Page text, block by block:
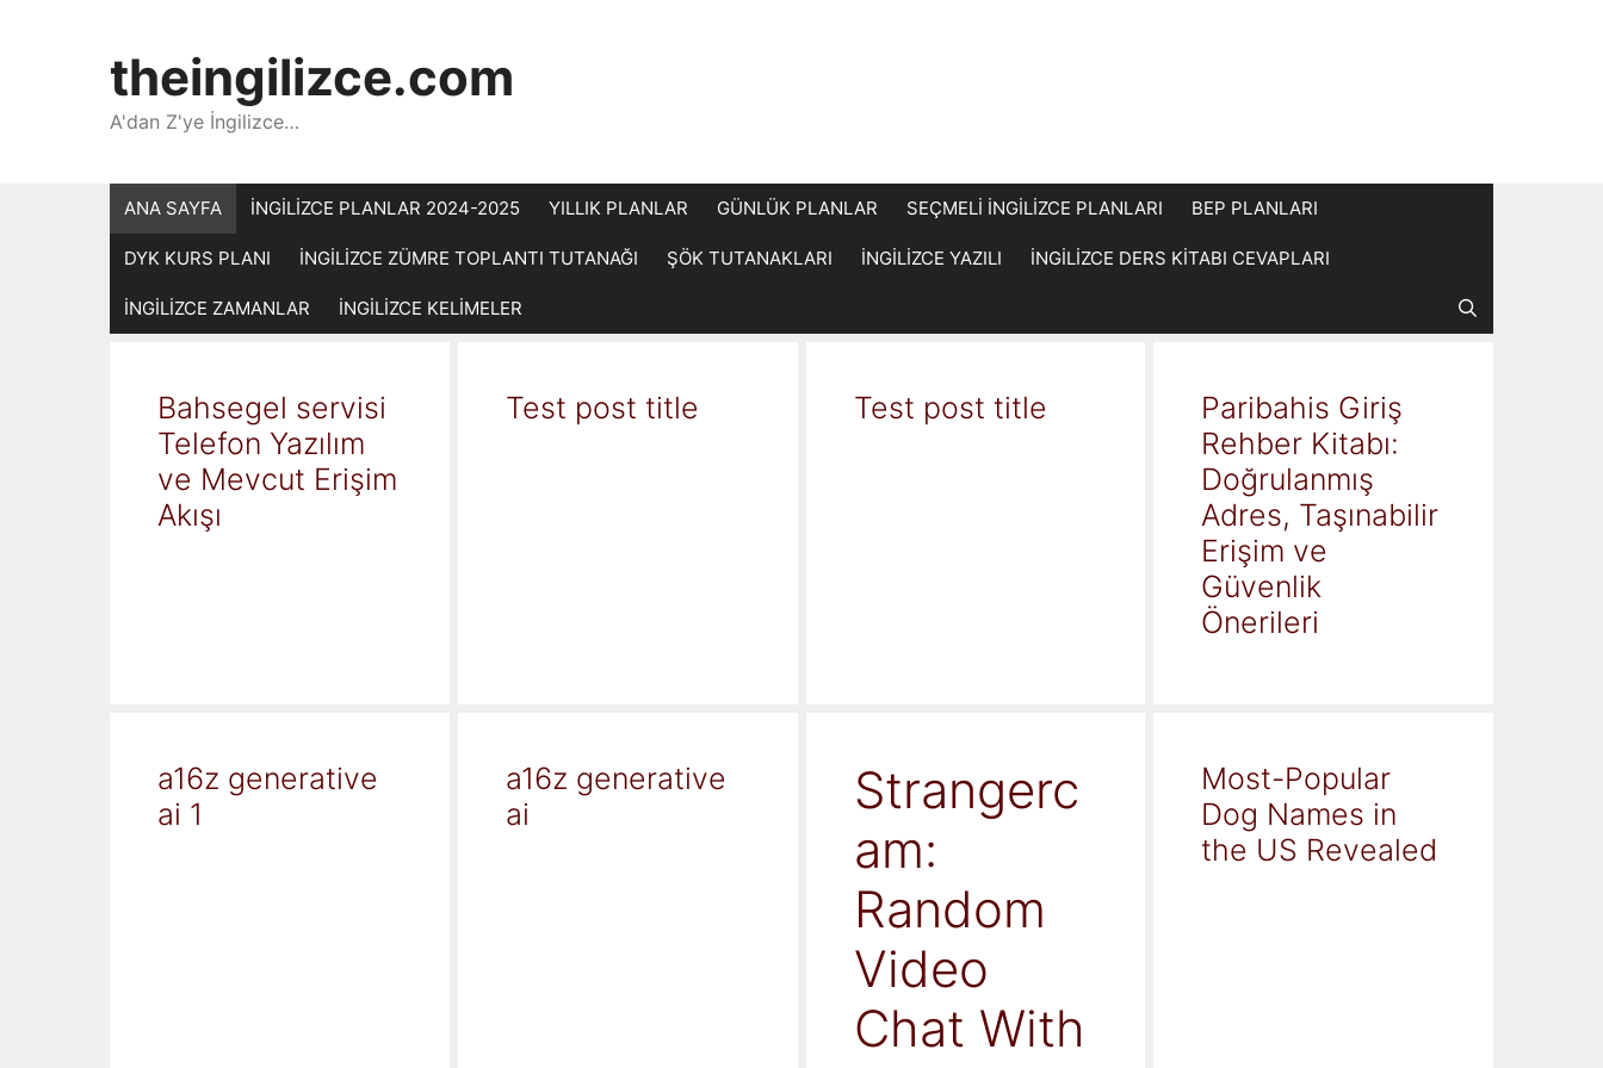
theingilizce.com
A'dan Z'ye İngilizce…
ANA SAYFA İNGİLİZCE PLANLAR 2024-2025 YILLIK PLANLAR GÜNLÜK PLANLAR SEÇMELİ İNGİLİZCE PLANLARI BEP PLANLARI
DYK KURS PLANI İNGİLİZCE ZÜMRE TOPLANTI TUTANAĞI ŞÖK TUTANAKLARI İNGİLİZCE YAZILI İNGİLİZCE DERS KİTABI CEVAPLARI
İNGİLİZCE ZAMANLAR İNGİLİZCE KELİMELER
Bahsegel servisi
Telefon Yazılım
ve Mevcut Erişim
Akışı
Test post title Test post title
Paribahis Giriş
Rehber Kitabı:
Doğrulanmış
Adres, Taşınabilir
Erişim ve
Güvenlik
Önerileri
a16z generative
ai 1
a16z generative
ai
Strangerc
am:
Random
Video
Chat With
Most-Popular
Dog Names in
the US Revealed